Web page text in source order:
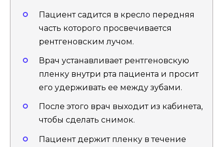
Пациент садится в кресло передняя
часть которого просвечивается
рентгеновским лучом.
Врач устанавливает рентгеновскую
пленку внутри рта пациента и просит
его удерживать ее между зубами.
После этого врач выходит из кабинета,
чтобы сделать снимок.
Пациент держит пленку в течение